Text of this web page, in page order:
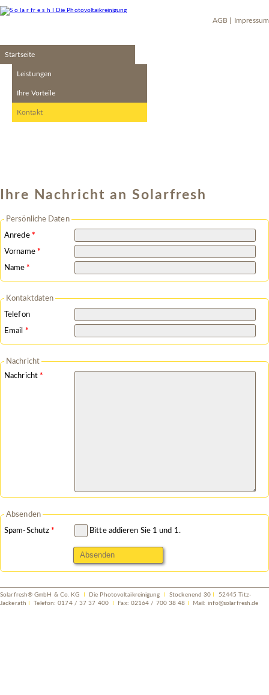
Navigation
AGB Impressum
Navigation
überspringen
Startseite
Leistungen
Ihre Vorteile
Kontakt
Ihre Nachricht an Solarfresh
Persönliche Daten
Pflichtfeld
Anrede *
Pflichtfeld
Vorname *
Pflichtfeld
Name *
Kontaktdaten
Telefon
Pflichtfeld
Email *
Nachricht
Pflichtfeld
Nachricht *
Absenden
Pflichtfeld
Spam-Schutz * Bitte addieren Sie 1 und 1.
Solarfresh® GmbH & Co. KG Die Photovoltaikreinigung IStockenend 30
52445 Titz-
Jackerath
ITelefon: 0174 / 37 37 400 Fax: 02164 / 700 38 48 Mail: info@solarfresh.de